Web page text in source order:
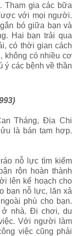
Tham gia các bữa
với mọi người.
bó giữa bạn và
Hai bạn trải qua
có thời gian cách
không có nhiều cơ
ý các bệnh về thần
Tháng, Địa Chi
là bán tam hợp.
nỗ lực tìm kiếm
rộn hoàn thành
lên kế hoạch cho
bạn nỗ lực, lăn xả
phù cho bạn.
ở nhà. Đi chơi, du
Với người làm
việc cũng phải